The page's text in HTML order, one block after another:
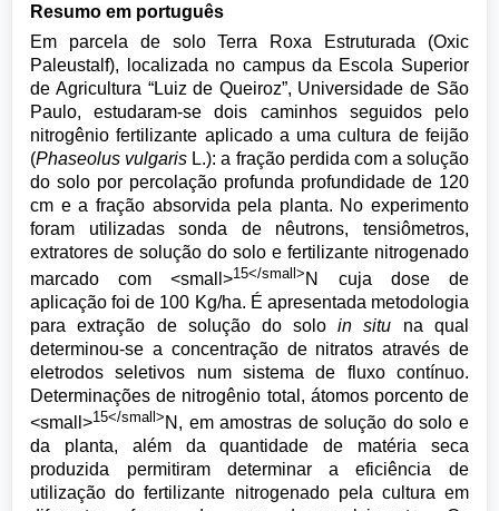
Resumo em português
Em parcela de solo Terra Roxa Estruturada (Oxic
Paleustalf), localizada no campus da Escola Superior
de Agricultura “Luiz de Queiroz”, Universidade de São
Paulo, estudaram-se dois caminhos seguidos pelo
nitrogênio fertilizante aplicado a uma cultura de feijão
(Phaseolus vulgaris L.): a fração perdida com a solução
do solo por percolação profunda profundidade de 120
cm e a fração absorvida pela planta. No experimento
foram utilizadas sonda de nêutrons, tensiômetros,
extratores de solução do solo e fertilizante nitrogenado
marcado com <small>15</small> N cuja dose de
aplicação foi de 100 Kg/ha. É apresentada metodologia
para extração de solução do soloin situ na qual
determinou-se a concentração de nitratos através de
eletrodos seletivos num sistema de fluxo contínuo.
Determinações de nitrogênio total, átomos porcento de
<small>15</small> N, em amostras de solução do solo e
da planta, além da quantidade de matéria seca
produzida permitiram determinar a eficiência de
utilização do fertilizante nitrogenado pela cultura em